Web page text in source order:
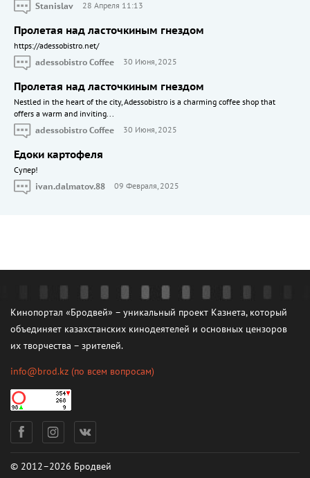
Stanislav
28 Апреля 11:13
Пролетая над ласточкиным гнездом
https://adessobistro.net/
adessobistro Coffee
30 Июня, 2025
Пролетая над ласточкиным гнездом
Nestled in the heart of the city, Adessobistro is a charming coffee shop that
offers a warm and inviting...
adessobistro Coffee
30 Июня, 2025
Едоки картофеля
Cупер!
ivan.dalmatov.88
09 Февраля, 2025
Кинопортал «Бродвей» – уникальный проект Казнета, который
объединяет казахстанских кинодеятелей и основных цензоров
их творчества – зрителей.
info@brod.kz (по всем вопросам)
© 2012–2026 Бродвей